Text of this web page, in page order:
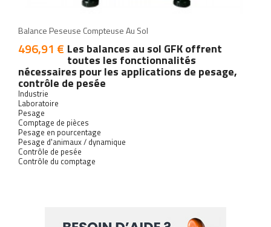
Balance Peseuse Compteuse Au Sol
496,91 € Prix
Les balances au sol GFK offrent
toutes les fonctionnalités
nécessaires pour les applications de pesage,
contrôle de pesée
Industrie
Laboratoire
Pesage
Comptage de pièces
Pesage en pourcentage
Pesage d'animaux / dynamique
Contrôle de pesée
Contrôle du comptage